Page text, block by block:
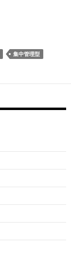
集中管理型